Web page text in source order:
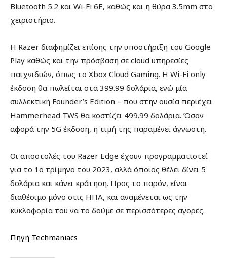
Bluetooth 5.2 και Wi-Fi 6E, καθώς και η θύρα 3.5mm στο
χειριστήριο.
Η Razer διαφημίζει επίσης την υποστήριξη του Google
Play καθώς και την πρόσβαση σε cloud υπηρεσίες
παιχνιδιών, όπως το Xbox Cloud Gaming. Η Wi-Fi only
έκδοση θα πωλείται στα 399.99 δολάρια, ενώ μία
συλλεκτική Founder’s Edition – που στην ουσία περιέχει
Hammerhead TWS θα κοστίζει 499.99 δολάρια. Όσον
αφορά την 5G έκδοση, η τιμή της παραμένει άγνωστη.
Οι αποστολές του Razer Edge έχουν προγραμματιστεί
για το 1ο τρίμηνο του 2023, αλλά όποιος θέλει δίνει 5
δολάρια και κάνει κράτηση. Προς το παρόν, είναι
διαθέσιμο μόνο στις ΗΠΑ, και αναμένεται ως την
κυκλοφορία του να το δούμε σε περισσότερες αγορές.
Πηγή Techmaniacs